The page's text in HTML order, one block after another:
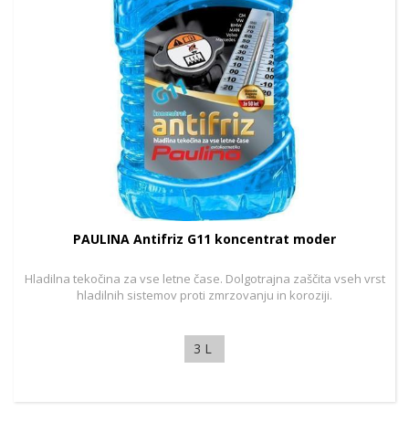
PAULINA Antifriz G11 koncentrat moder
Hladilna tekočina za vse letne čase. Dolgotrajna zaščita vseh vrst
hladilnih sistemov proti zmrzovanju in koroziji.
3 L